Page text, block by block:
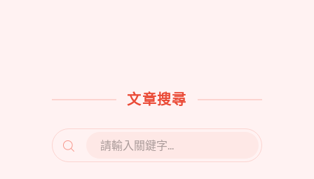
文章搜尋
SEARCH
FOR: